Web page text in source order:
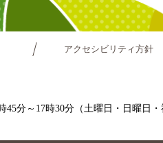
アクセシビリティ方針
45分～17時30分（土曜日・日曜日・